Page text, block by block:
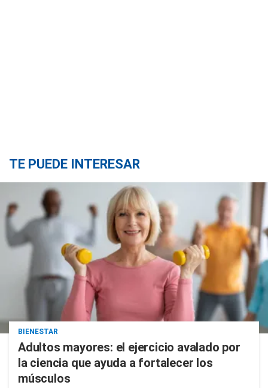
TE PUEDE INTERESAR
BIENESTAR
Adultos mayores: el ejercicio avalado por
la ciencia que ayuda a fortalecer los
músculos